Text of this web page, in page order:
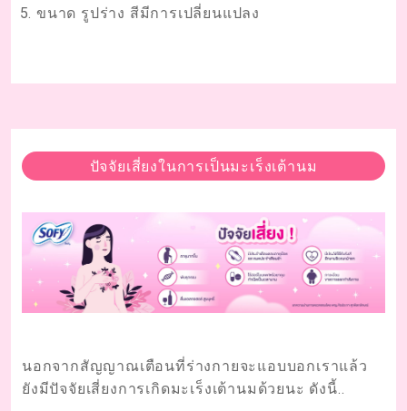
ขนาด รูปร่าง สีมีการเปลี่ยนแปลง
ปัจจัยเสี่ยงในการเป็นมะเร็งเต้านม
นอกจากสัญญาณเตือนที่ร่างกายจะแอบบอกเราแล้ว
ยังมีปัจจัยเสี่ยงการเกิดมะเร็งเต้านมด้วยนะ ดังนี้..